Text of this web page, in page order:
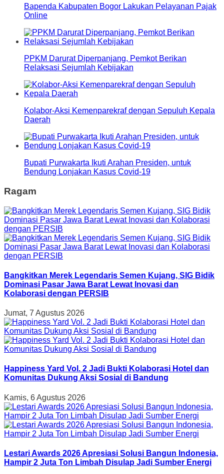
Bapenda Kabupaten Bogor Lakukan Pelayanan Pajak
Online
PPKM Darurat Diperpanjang, Pemkot Berikan
Relaksasi Sejumlah Kebijakan
Kolabor-Aksi Kemenparekraf dengan Sepuluh Kepala
Daerah
Bupati Purwakarta Ikuti Arahan Presiden, untuk
Bendung Lonjakan Kasus Covid-19
Ragam
Bangkitkan Merek Legendaris Semen Kujang, SIG Bidik
Dominasi Pasar Jawa Barat Lewat Inovasi dan
Kolaborasi dengan PERSIB
Jumat, 7 Agustus 2026
Happiness Yard Vol. 2 Jadi Bukti Kolaborasi Hotel dan
Komunitas Dukung Aksi Sosial di Bandung
Kamis, 6 Agustus 2026
Lestari Awards 2026 Apresiasi Solusi Bangun Indonesia,
Hampir 2 Juta Ton Limbah Disulap Jadi Sumber Energi